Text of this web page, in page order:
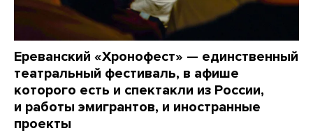
Ереванский «Хронофест» — единственный
театральный фестиваль, в афише
которого есть и спектакли из России,
и работы эмигрантов, и иностранные
проекты